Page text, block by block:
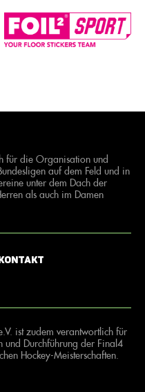
für die Organisation und
auf dem Feld und in
unter dem Dach der
als auch im Damen
ist zudem verantwortlich für
Durchführung der Final4
Hockey-Meisterschaften.